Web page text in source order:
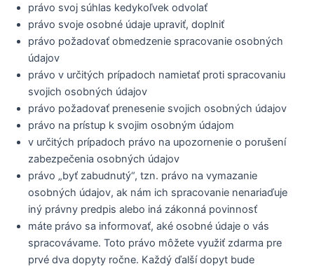
právo svoj súhlas kedykoľvek odvolať
právo svoje osobné údaje upraviť, doplniť
právo požadovať obmedzenie spracovanie osobných
údajov
právo v určitých prípadoch namietať proti spracovaniu
svojich osobných údajov
právo požadovať prenesenie svojich osobných údajov
právo na prístup k svojim osobným údajom
v určitých prípadoch právo na upozornenie o porušení
zabezpečenia osobných údajov
právo „byť zabudnutý“, tzn. právo na vymazanie
osobných údajov, ak nám ich spracovanie nenariaďuje
iný právny predpis alebo iná zákonná povinnosť
máte právo sa informovať, aké osobné údaje o vás
spracovávame. Toto právo môžete využiť zdarma pre
prvé dva dopyty ročne. Každý ďalší dopyt bude